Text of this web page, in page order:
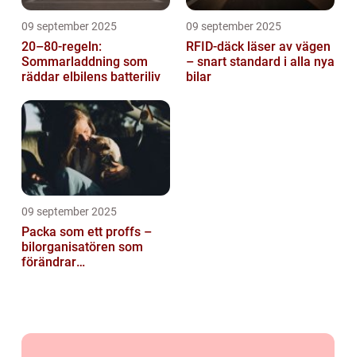
09 september 2025
20–80-regeln:
Sommarladdning som
räddar elbilens batteriliv
09 september 2025
RFID-däck läser av vägen
– snart standard i alla nya
bilar
09 september 2025
Packa som ett proffs –
bilorganisatören som
förändrar